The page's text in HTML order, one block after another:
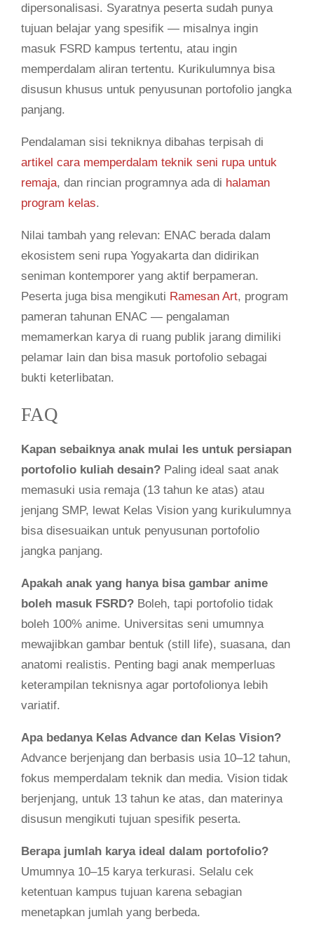
dipersonalisasi. Syaratnya peserta sudah punya
tujuan belajar yang spesifik — misalnya ingin
masuk FSRD kampus tertentu, atau ingin
memperdalam aliran tertentu. Kurikulumnya bisa
disusun khusus untuk penyusunan portofolio jangka
panjang.
Pendalaman sisi tekniknya dibahas terpisah di
artikel cara memperdalam teknik seni rupa untuk
remaja, dan rincian programnya ada di halaman
program kelas.
Nilai tambah yang relevan: ENAC berada dalam
ekosistem seni rupa Yogyakarta dan didirikan
seniman kontemporer yang aktif berpameran.
Peserta juga bisa mengikuti Ramesan Art, program
pameran tahunan ENAC — pengalaman
memamerkan karya di ruang publik jarang dimiliki
pelamar lain dan bisa masuk portofolio sebagai
bukti keterlibatan.
FAQ
Kapan sebaiknya anak mulai les untuk persiapan
portofolio kuliah desain? Paling ideal saat anak
memasuki usia remaja (13 tahun ke atas) atau
jenjang SMP, lewat Kelas Vision yang kurikulumnya
bisa disesuaikan untuk penyusunan portofolio
jangka panjang.
Apakah anak yang hanya bisa gambar anime
boleh masuk FSRD? Boleh, tapi portofolio tidak
boleh 100% anime. Universitas seni umumnya
mewajibkan gambar bentuk (still life), suasana, dan
anatomi realistis. Penting bagi anak memperluas
keterampilan teknisnya agar portofolionya lebih
variatif.
Apa bedanya Kelas Advance dan Kelas Vision?
Advance berjenjang dan berbasis usia 10–12 tahun,
fokus memperdalam teknik dan media. Vision tidak
berjenjang, untuk 13 tahun ke atas, dan materinya
disusun mengikuti tujuan spesifik peserta.
Berapa jumlah karya ideal dalam portofolio?
Umumnya 10–15 karya terkurasi. Selalu cek
ketentuan kampus tujuan karena sebagian
menetapkan jumlah yang berbeda.